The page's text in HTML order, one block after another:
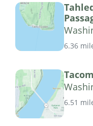
6.36
6.51